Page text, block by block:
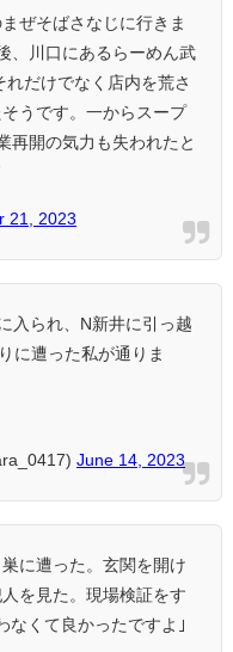
ぜそばさなじに行きま
、川口にあるらーめん武
だけでなく店内を荒さ
うです。一からスープ
再開の気力も失われたと
21, 2023
入られ、N新井に引っ越
に遭った私が通りま
June 14, 2023
に遭った。玄関を開け
を見た。現場検証をす
なくて良かったですよ｣